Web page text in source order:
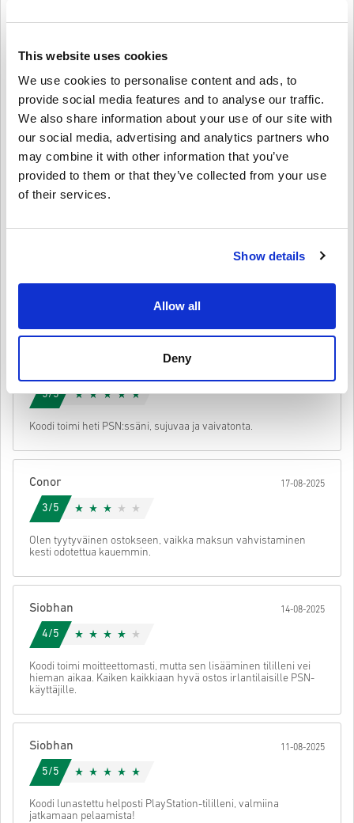
This website uses cookies
We use cookies to personalise content and ads, to
provide social media features and to analyse our traffic.
We also share information about your use of our site with
our social media, advertising and analytics partners who
may combine it with other information that you’ve
provided to them or that they’ve collected from your use
of their services.
Show details
Allow all
Deny
Näin se toimii Livecards.netissä
Uusi Livecards.netissä? Digitaalisten koodien ostaminen on nopeaa
• Syötä sähköpostiosoitteesi
Tämän jälkeen saat sähköpostin, jossa on turvallinen linkki koodisi
käyttöön.
Pre-Order
tuotteet ovat tilattavissa ennakkoon ja ne
toimitetaan viimeistään tuotteen julkaisupäivänä, muut
tuotteet toimitamme heti kun maksu on saapunut perille.
Ostat vain digitaalisen tuotteen.
Jos sinulla on ongelmia ostoksenteon yhteydessä, otathan
Kaikki ladattavat pelikoodimme on tuotettu pelin kehittäjän
Koodeilla ei ole parasta ennen -päivää.
Ladattava sisältö ja DLC- tuotteet: Sinulla on oltava
alkuperäinen peruspeli voidaksesi käyttää näitä tuotteita.
Voit saada useita koodeja joillekin tuotteille.
Anna palautetta
Peruuta
Vaivaton lunastus irlantilaisella PSN-tililläni. Loistava tapa
napata ne eksklusiiviset tarjoukset.
5/5
Koodi toimi heti PSN:ssäni, sujuvaa ja vaivatonta.
Conor 17-08-2025
3/5
Olen tyytyväinen ostokseen, vaikka maksun vahvistaminen
kesti odotettua kauemmin.
Siobhan 14-08-2025
4/5
Koodi toimi moitteettomasti, mutta sen lisääminen tililleni vei
hieman aikaa. Kaiken kaikkiaan hyvä ostos irlantilaisille PSN-
käyttäjille.
Siobhan 11-08-2025
5/5
Koodi lunastettu helposti PlayStation-tililleni, valmiina
jatkamaan pelaamista!